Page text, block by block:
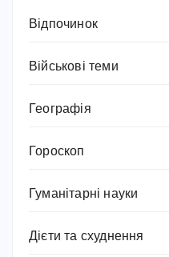
Відпочинок
Військові теми
Географія
Гороскоп
Гуманітарні науки
Дієти та схуднення